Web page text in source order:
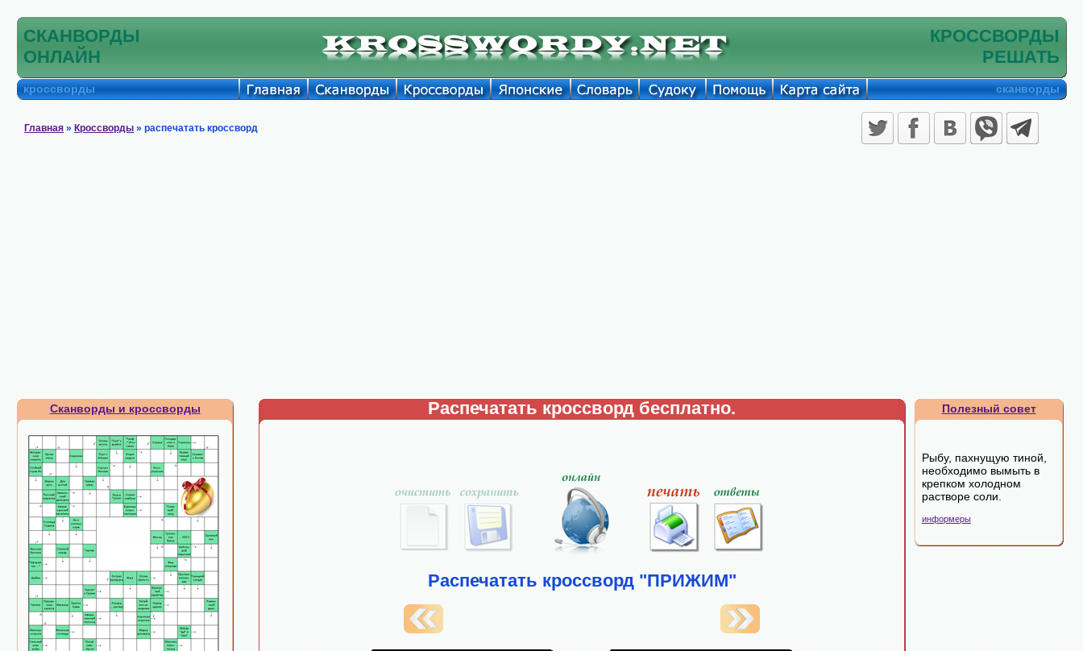
СКАНВОРДЫ
ОНЛАЙН
КРОССВОРДЫ
РЕШАТЬ
кроссворды сканворды
Главная » Кроссворды » распечатать кроссворд
Сканворды и кроссворды Распечатать кроссворд бесплатно.
Распечатать кроссворд "ПРИЖИМ"
Полезный совет
Рыбу, пахнущую тиной,
необходимо вымыть в
крепком холодном
растворе соли.
информеры